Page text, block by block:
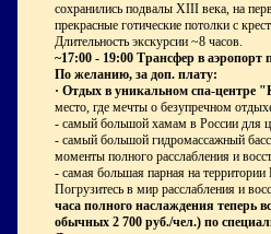
сохранились подвалы XIII века, на
прекрасные готические потолки с
Длительность экскурсии ~8 часов.
~17:00 - 19:00 Трансфер в аэропорт
По желанию, за доп. плату:
· Отдых в уникальном спа-центре
место, где мечты о безупречном
- самый большой хамам в России для
- самый большой гидромассажный
моменты полного расслабления и
- самая большая парная на
Погрузитесь в мир расслабления и
часа полного наслаждения теперь
обычных 2 700 руб./чел.) по